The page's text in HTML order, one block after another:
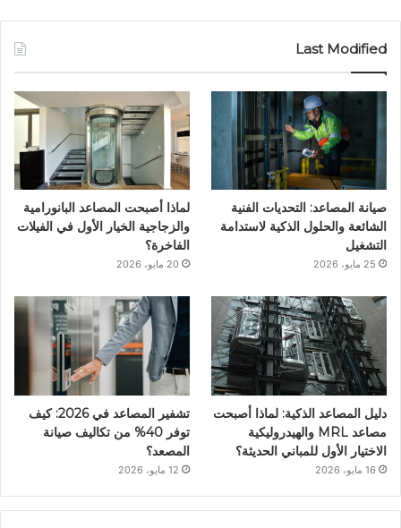
و
ك
ر
د
إ
ن
و
ق
ر
ا
م
Last Modified
صيانة المصاعد: التحديات الفنية
الشائعة والحلول الذكية لاستدامة
التشغيل
25 مايو، 2026
لماذا أصبحت المصاعد البانورامية
والزجاجية الخيار الأول في الفيلات
الفاخرة؟
20 مايو، 2026
دليل المصاعد الذكية: لماذا أصبحت
مصاعد MRL والهيدروليكية
الاختيار الأول للمباني الحديثة؟
16 مايو، 2026
تشفير المصاعد في 2026: كيف
توفر 40% من تكاليف صيانة
المصعد؟
12 مايو، 2026